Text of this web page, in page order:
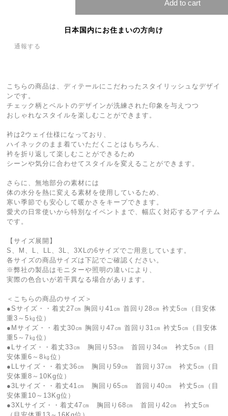
Add to cart
日本国内にお住まいの方向け
通報する
こちらの商品は、ディテールにこだわったスタイリッシュなデザイ
ンです。
チェック柄とベルトのデザインが洗練された印象を与えつつ
おしゃれなスタイルを楽しむことができます。
衿は2ウェイ仕様になっており、
ハイネックのまま着ていただくことはもちろん、
衿を折り返して楽しむことができるため
シーンや気分に合わせてスタイルを変えることができます。
さらに、無地部分の素材には
体の水分を熱に変える素材を使用しているため、
寒い季節でも安心して暖かさをキープできます。
愛犬の日常使いから特別なイベントまで、幅広く対応するアイテム
です。
【サイズ展開】
S、M、L、LL、3L、3XLの6サイズでご用意しています。
各サイズの商品サイズは下記でご確認ください。
※弊社の製品はモニターや照明の違いにより、
実際の色合いが若干異なる場合があります。
＜こちらの商品のサイズ＞
●Sサイズ・・着丈27㎝ 胸回り41㎝ 首回り28㎝ 衿丈5㎝（目安体
重3～5㎏位）
●Mサイズ・・着丈30㎝ 胸回り47㎝ 首回り31㎝ 衿丈5㎝（目安体
重5～7㎏位）
●Lサイズ・・着丈33㎝ 胸回り53㎝ 首回り34㎝ 衿丈5㎝（目
安体重6～8㎏位）
●LLサイズ・・着丈36㎝ 胸回り59㎝ 首回り37㎝ 衿丈5㎝（目
安体重8～10Kg位）
●3Lサイズ・・着丈41㎝ 胸回り65㎝ 首回り40㎝ 衿丈5㎝（目
安体重10～13Kg位）
●3XLサイズ・・着丈47㎝ 胸回り68㎝ 首回り42㎝ 衿丈5㎝